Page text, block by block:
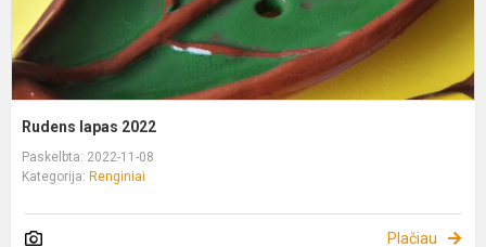
Rudens lapas 2022
Paskelbta: 2022-11-08
Kategorija: Renginiai
Plačiau